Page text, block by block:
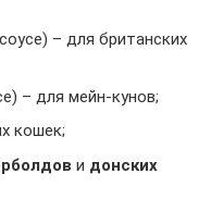
– для британских
– для мейн-кунов;
кошек;
и донских